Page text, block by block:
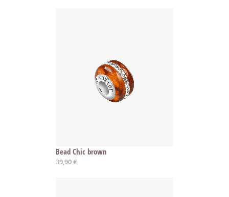
Bead Chic brown
39,90 €